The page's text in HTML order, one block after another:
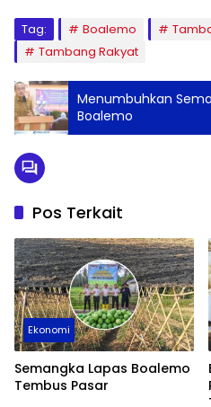
Tag: Boalemo
Tambang Rakyat
Menumbuhkan
Boalemo
Pos Terkait
Ekonomi
Semangka Lapas Boalemo
Tembus Pasar